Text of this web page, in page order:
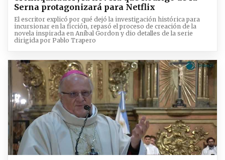
Serna protagonizará para Netflix
El escritor explicó por qué dejó la investigación histórica para
incursionar en la ficción, repasó el proceso de creación de la
novela inspirada en Aníbal Gordon y dio detalles de la serie
dirigida por Pablo Trapero